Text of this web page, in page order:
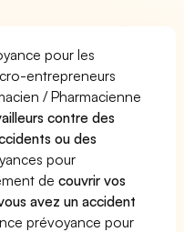
pour les
entrepreneurs
/ Pharmacienne
contre des
ou des
pour
decouvrir vos
avez un accident
prévoyance pour